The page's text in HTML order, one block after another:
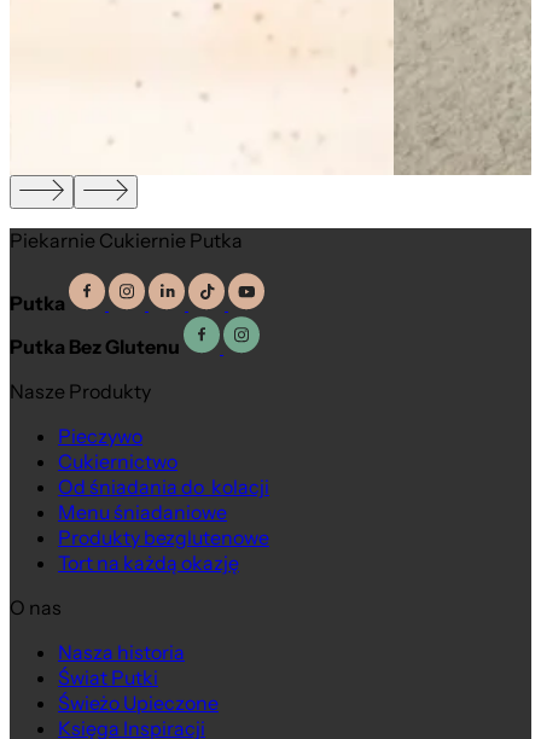
Piekarnie Cukiernie Putka
Putka
Putka Bez Glutenu
Nasze Produkty
Pieczywo
Cukiernictwo
Od śniadania do kolacji
Menu śniadaniowe
Produkty bezglutenowe
Tort na każdą okazję
O nas
Nasza historia
Świat Putki
Świeżo Upieczone
Księga Inspiracji